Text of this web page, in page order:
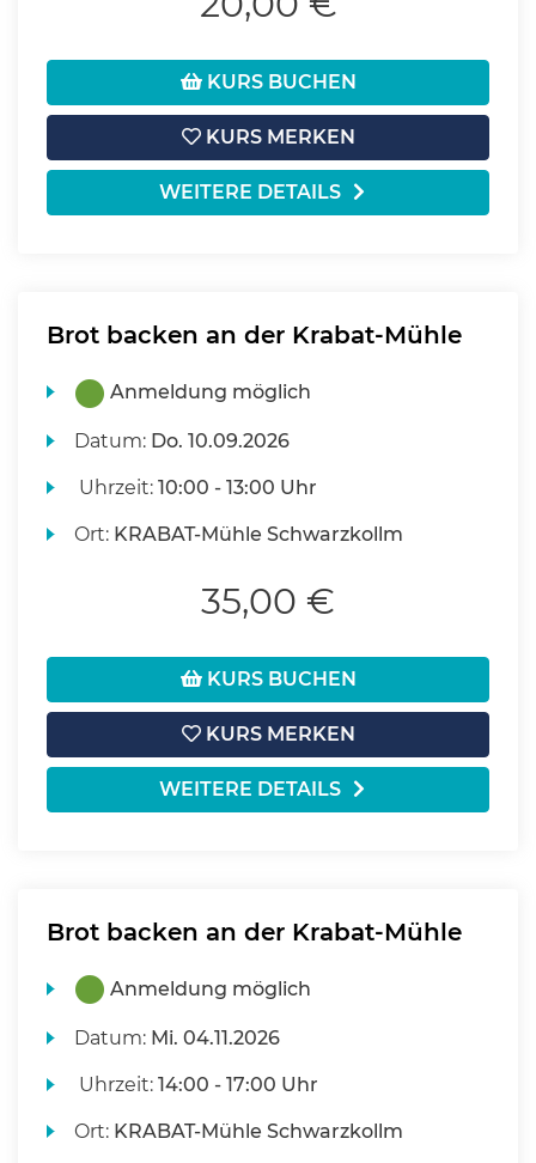
KURS BUCHEN
KURS MERKEN
WEITERE DETAILS
Brot backen an der Krabat-Mühle
Anmeldung möglich
Datum: Do. 10.09.2026
Uhrzeit:10:00 - 13:00 Uhr
Ort: KRABAT-Mühle Schwarzkollm
35,00 €
KURS BUCHEN
KURS MERKEN
WEITERE DETAILS
Brot backen an der Krabat-Mühle
Anmeldung möglich
Datum: Mi. 04.11.2026
Uhrzeit:14:00 - 17:00 Uhr
Ort: KRABAT-Mühle Schwarzkollm